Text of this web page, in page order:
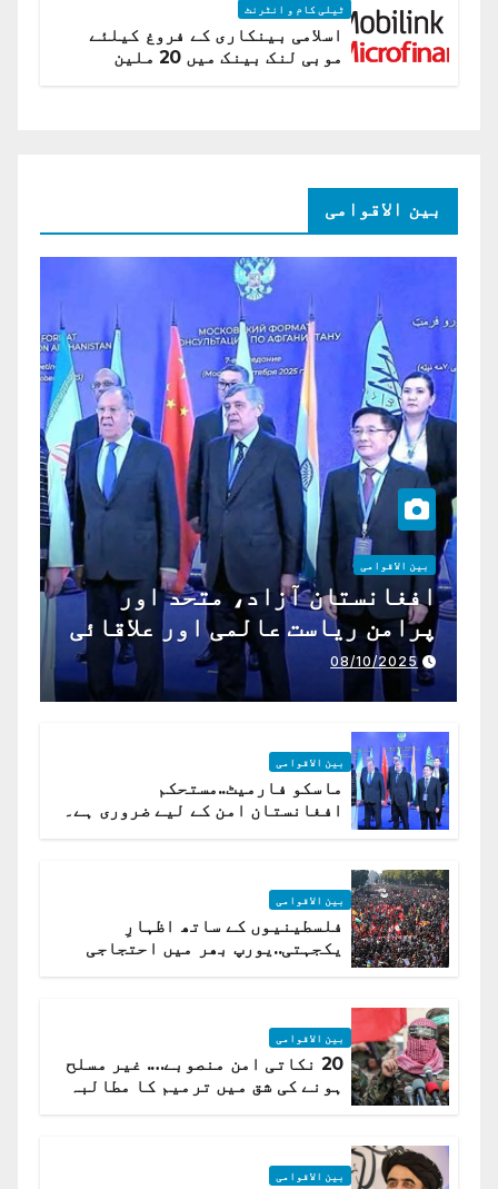
ٹیلی کام و انٹرنٹ
اسلامی بینکاری کے فروغ کیلئے
موبی لنک بینک میں 20 ملین
بین الاقوامی
بین الاقوامی
افغانستان آزاد، متحد اور
پرامن ریاست عالمی اور علاقائی
تعاون کے لیے ناگزیر ہے
08/10/2025
بین الاقوامی
ماسکو فارمیٹ..مستحکم
افغانستان امن کے لیے ضروری ہے۔
بین الاقوامی
فلسطینیوں کے ساتھ اظہارِ
یکجہتی..یورپ بھر میں احتجاجی
بین الاقوامی
20 نکاتی امن منصوبے…. غیر مسلح
ہونے کی شق میں ترمیم کا مطالبہ
بین الاقوامی